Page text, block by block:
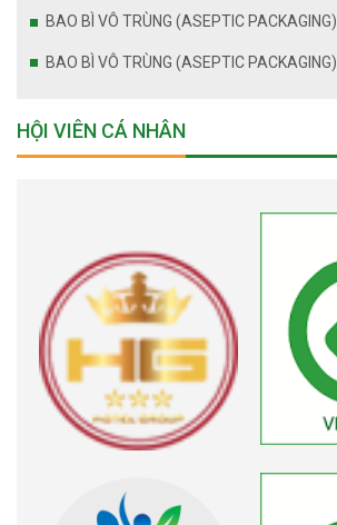
BAO BÌ VÔ TRÙNG (ASEPTIC PACKAGING)
BAO BÌ VÔ TRÙNG (ASEPTIC PACKAGING)
HỘI VIÊN CÁ NHÂN